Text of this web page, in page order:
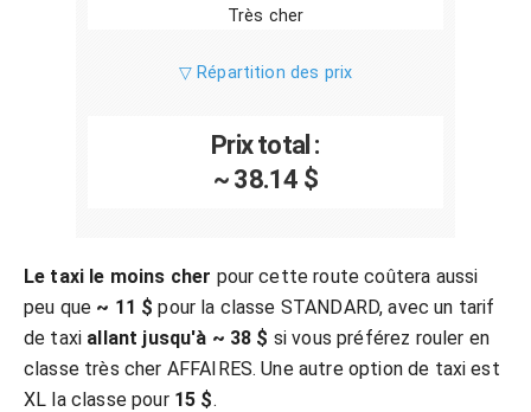
Très cher
▽ Répartition des prix
Prix total :
~ 38.14 $
Le taxi le moins cher pour cette route coûtera aussi
peu que ~ 11 $ pour la classe STANDARD, avec un tarif
de taxi allant jusqu'à ~ 38 $ si vous préférez rouler en
classe très cher AFFAIRES. Une autre option de taxi est
XL la classe pour 15 $.